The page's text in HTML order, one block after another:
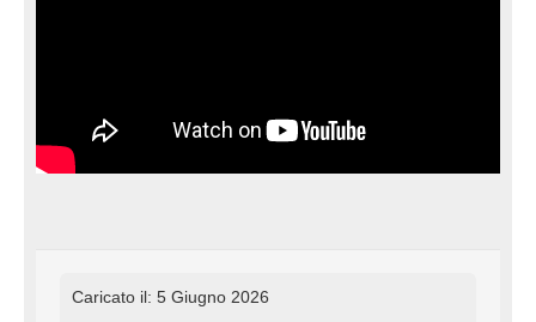
Caricato il: 5 Giugno 2026